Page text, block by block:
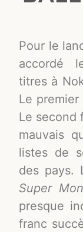
Pour le
accordé
titres à
Le premier
Le second
mauvais
listes de
des pays.
Super
presque
franc